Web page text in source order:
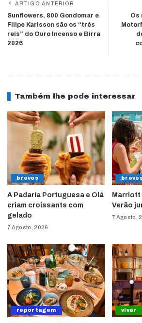
ARTIGO ANTERIOR
Sunflowers, 800 Gondomar e
Filipe Karlsson são os “três
reis” do Ouro Incenso e Birra
2026
Os
Também lhe pode interessar
breves
A Padaria Portuguesa e Olá
criam croissants com
gelado
7 Agosto, 2026
Marriott
Verão
7 Agosto,
reportagem viver